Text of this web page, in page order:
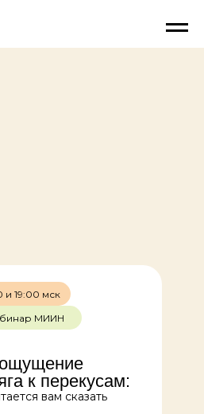
и 19:00 мск
МИИН
к перекусам:
вам сказать